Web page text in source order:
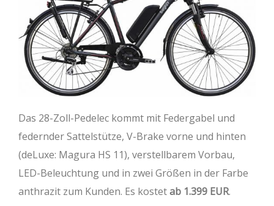
Das 28-Zoll-Pedelec kommt mit Federgabel und
federnder Sattelstütze, V-Brake vorne und hinten
(deLuxe: Magura HS 11), verstellbarem Vorbau,
LED-Beleuchtung und in zwei Größen in der Farbe
anthrazit zum Kunden. Es kostetab 1.399 EUR.